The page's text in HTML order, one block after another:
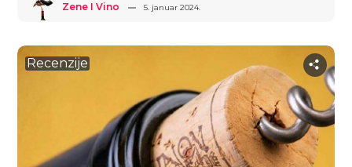
Zene I Vino 5. januar 2024.
Recenzije